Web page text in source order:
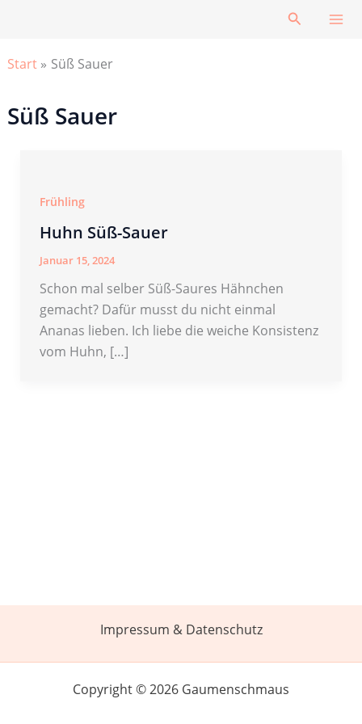
Suchen
Start Süß Sauer
Süß Sauer
Frühling
Huhn Süß-Sauer
Januar 15, 2024
Schon mal selber Süß-Saures Hähnchen
gemacht? Dafür musst du nicht einmal
Ananas lieben. Ich liebe die weiche Konsistenz
vom Huhn, […]
Impressum & Datenschutz
Copyright © 2026 Gaumenschmaus